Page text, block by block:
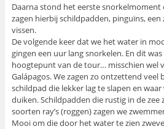
Daarna stond het eerste
zagen hierbij schildpadden, pinguïns, een
vissen.
De volgende keer dat we het water in
gingen een uur lang snorkelen. En dit
hoogtepunt van de tour… misschien wel
Galápagos. We zagen zo ontzettend veel
schildpad die lekker lag te slapen en
duiken. Schildpadden die rustig in de
soorten ray’s (roggen) zagen we
Mooi om die door het water te zien